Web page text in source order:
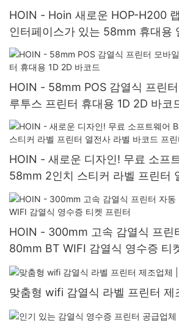
HOIN - Hoin 새로운 HOP-H200
인터페이스가 있는 58mm 휴대용
HOIN - 58mm POS 감열식 프린
루투스 프린터 휴대용 1D 2D 바코
HOIN - 새로운 디자인! 무료 소프
58mm 2인치 스티커 라벨 프린터
드 프린터
HOIN - 300mm 고속 감열식 프린
80mm BT WIFI 감열식 영수증 티
맞춤형 wifi 감열식 라벨 프린터 제